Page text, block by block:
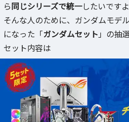
ら同じシリーズで統一したいです
そんな人のために、ガンダムモデ
になった「ガンダムセット 」の抽
セット内容は